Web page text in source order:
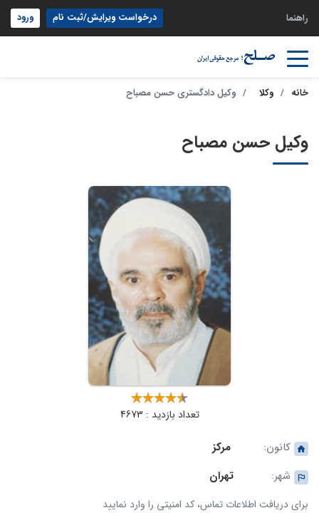
راهنما درخواست ویرایش/ثبت نام ورود
خانه وکلا وکیل دادگستری حسن مصباح
وکیل حسن مصباح
تعداد بازدید : 4673
کانون:
مرکز
شهر:
تهران
برای دریافت اطلاعات تماس، کد امنیتی را وارد نمایید